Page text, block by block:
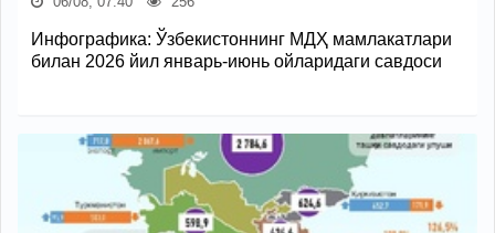
Инфографика: Ўзбекистоннинг МДҲ мамлакатлари
билан 2026 йил январь-июнь ойларидаги савдоси